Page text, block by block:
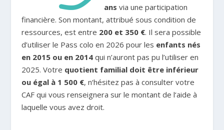
ans via une participation
financière. Son montant, attribué sous condition de
ressources, est entre 200 et 350 €. Il sera possible
d’utiliser le Pass colo en 2026 pour les enfants nés
en 2015 ou en 2014qui n’auront pas pu l’utiliser en
2025. Votre quotient familial doit être inférieur
ou égal à 1 500 €, n‘hésitez pas à consulter votre
CAF qui vous renseignera sur le montant de l‘aide à
laquelle vous avez droit.